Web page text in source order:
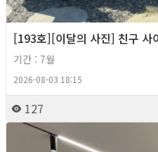
[193호][이달의 사진] 친구 사
기간 : 7월
2026-08-03 18:15
127